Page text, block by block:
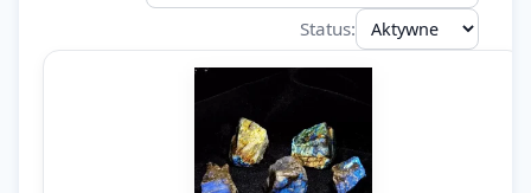
Status: